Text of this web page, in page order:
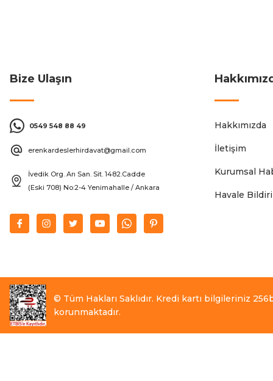
Bize Ulaşın
0549 548 88 49
erenkardeslerhirdavat@gmail.com
İvedik Org. Arı San. Sit. 1482.Cadde
(Eski 708) No:2-4 Yenimahalle / Ankara
Hakkımızda
İletişim
Kurumsal
Havale
© Tüm Hakları Saklıdır. Kredi kartı bilgileriniz
korunmaktadır.